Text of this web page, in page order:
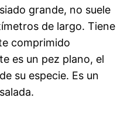
grande, no suele
de largo. Tiene
comprimido
es un pez plano, el
su especie. Es un